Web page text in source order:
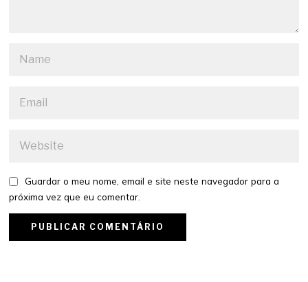
Guardar o meu nome, email e site neste navegador para a
próxima vez que eu comentar.